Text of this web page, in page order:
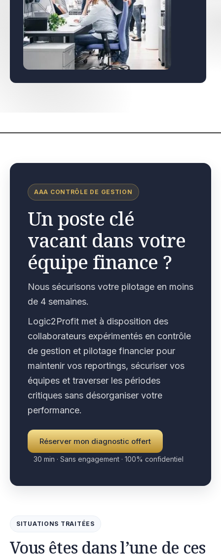
AAA CONTRÔLE DE GESTION
Un poste clé
vacant dans votre
équipe finance ?
Nous sécurisons votre pilotage en moins
de 4 semaines.
Logic2Profit met à disposition des
collaborateurs expérimentés en contrôle
de gestion et pilotage financier pour
maintenir vos reportings, sécuriser vos
équipes et traverser les périodes
critiques sans désorganiser votre
performance.
Réserver mon diagnostic offert
30 min · Sans engagement · 100% confidentiel
SITUATIONS TRAITÉES
Vous êtes dans l’une de ces